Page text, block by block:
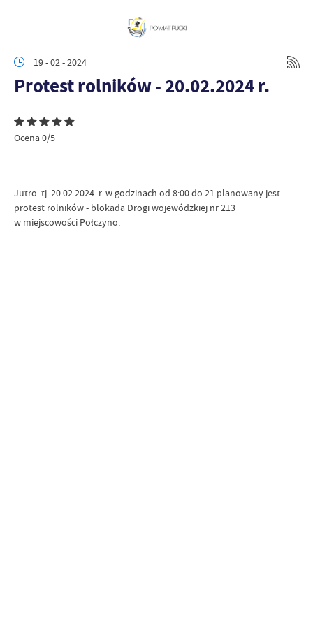
19 - 02 - 2024
Protest rolników - 20.02.2024 r.
Ocena 0/5
Jutro tj. 20.02.2024 r. w godzinach od 8:00 do 21 planowany jest
protest rolników - blokada Drogi wojewódzkiej nr 213
w miejscowości Połczyno.